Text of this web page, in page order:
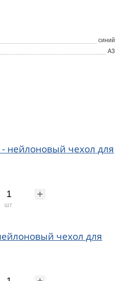
синий
A3
- нейлоновый чехол для
шт
чехол для